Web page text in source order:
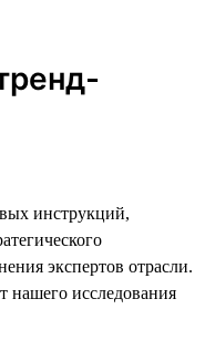
инструкций,
экспертов отрасли.
нашего исследования